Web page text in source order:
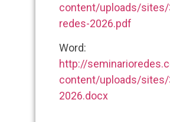
content/uploads/
redes-2026.pdf
Word:
http://
content/uploads/
2026.docx